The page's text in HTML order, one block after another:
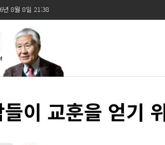
년 8월 8일 21:38
이 교훈을 얻기